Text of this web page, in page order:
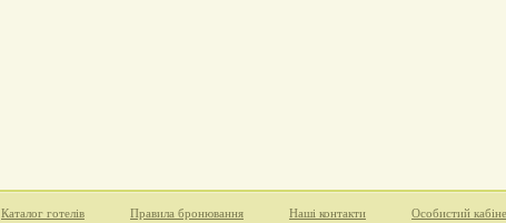
Каталог готелів Правила бронювання Наші контакти Особистий